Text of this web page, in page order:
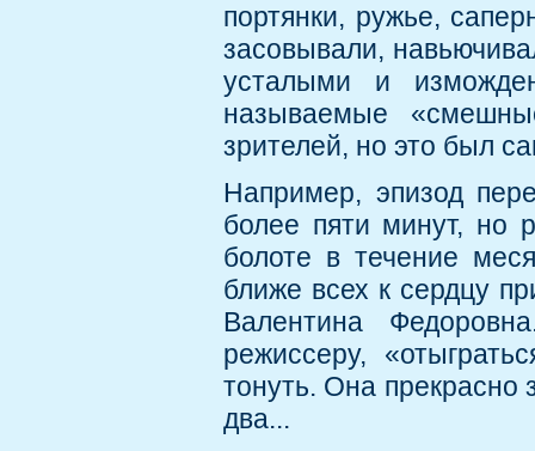
портянки, ружье,
засовывали,
усталыми и
называемые
зрителей, но это был
Например, эпизод
более пяти минут, но
болоте в течение
ближе всех к сердцу
Валентина
режиссеру,
тонуть. Она прекрасно
два...